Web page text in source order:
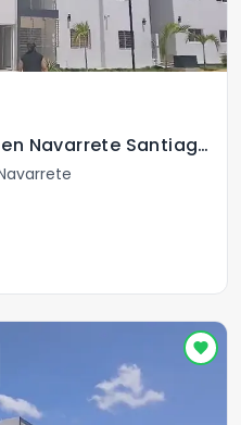
En Venta Apartamento en Navarrete Santiago R.D.